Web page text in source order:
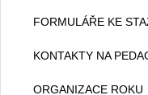
FORMULÁŘE KE
KONTAKTY NA
ORGANIZACE ROKU